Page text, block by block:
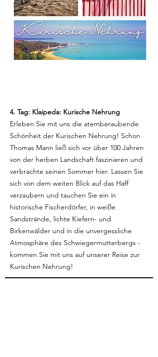
4. Tag: Klaipeda: Kurische Nehrung
Erleben Sie mit uns die atemberaubende
Schönheit der Kurischen Nehrung! Schon
Thomas Mann ließ sich vor über 100 Jahren
von der herben Landschaft faszinieren und
verbrachte seinen Sommer hier. Lassen Sie
sich von dem weiten Blick auf das Haff
verzaubern und tauchen Sie ein in
historische Fischerdörfer, in weiße
Sandstrände, lichte Kiefern- und
Birkenwälder und in die unvergessliche
Atmosphäre des Schwiegermutterbergs -
kommen Sie mit uns auf unserer Reise zur
Kurischen Nehrung!